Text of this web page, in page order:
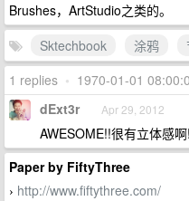
Brushes，ArtStudio之类的。
Sktechbook
涂鸦
1 replies • 1970-01-01
dExt3r Apr 29, 2012
AWESOME!!很有立体感
Paper by FiftyThree
› http://www.fiftythree.com/